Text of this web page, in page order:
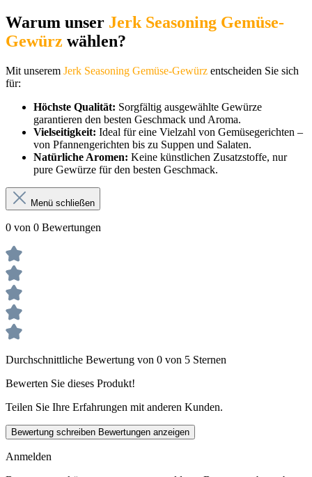
Warum unser Jerk Seasoning Gemüse-
Gewürz wählen?
Mit unserem Jerk Seasoning Gemüse-Gewürz entscheiden Sie sich
für:
Höchste Qualität: Sorgfältig ausgewählte Gewürze
garantieren den besten Geschmack und Aroma.
Vielseitigkeit: Ideal für eine Vielzahl von Gemüsegerichten –
von Pfannengerichten bis zu Suppen und Salaten.
Natürliche Aromen: Keine künstlichen Zusatzstoffe, nur
pure Gewürze für den besten Geschmack.
Menü schließen
0 von 0 Bewertungen
Durchschnittliche Bewertung von 0 von 5 Sternen
Bewerten Sie dieses Produkt!
Teilen Sie Ihre Erfahrungen mit anderen Kunden.
Bewertung schreiben Bewertungen anzeigen
Anmelden